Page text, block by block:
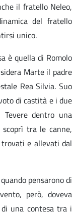
il fratello Neleo,
del fratello
unico.
è quella di Romolo
Marte il padre
Rea Silvia. Suo
di castità e i due
Tevere dentro una
tra le canne,
e allevati dal
pensarono di
però, doveva
di una contesa tra i